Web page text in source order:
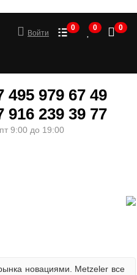
Войти
0 0 0
495 979 67 49
916 239 39 77
9:00 до 19:00
новациями. Metzeler все